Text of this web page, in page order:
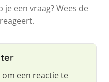
een vraag? Wees de
om een reactie te